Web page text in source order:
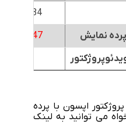
84 اینچ
نمایش
0.47 متر
اپسون با پرده
می توانید به لینک